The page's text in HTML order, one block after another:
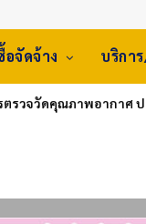
อจัดจ้าง บริกา
ตรวจวัดคุณภาพอากาศ ป